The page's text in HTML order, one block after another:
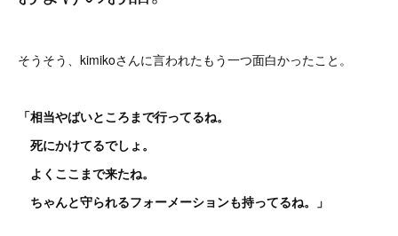
そうそう、kimikoさんに言われたもう一つ面白かったこと。
「相当やばいところまで行ってるね。
死にかけてるでしょ。
よくここまで来たね。
ちゃんと守られるフォーメーションも持ってるね。」